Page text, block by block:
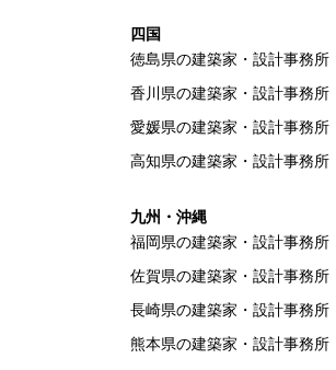
四国
徳島県の建築家・設計事務所
香川県の建築家・設計事務所
愛媛県の建築家・設計事務所
高知県の建築家・設計事務所
九州・沖縄
福岡県の建築家・設計事務所
佐賀県の建築家・設計事務所
長崎県の建築家・設計事務所
熊本県の建築家・設計事務所